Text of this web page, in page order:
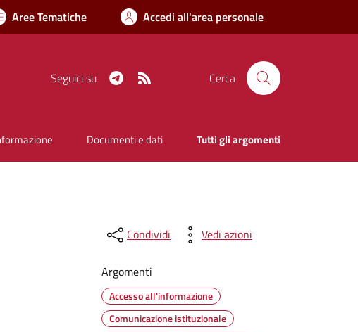
Aree Tematiche Accedi all'area personale
Seguici su Telegram Cerca
Documenti e dati Tutti gli argomenti
Condividi Vedi azioni
Argomenti
Accesso all'informazione
Comunicazione istituzionale